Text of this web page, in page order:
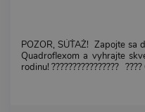
POZOR, SÚŤAŽ! Zapojte sa
Quadroflexom a vyhrajte
rodinu! ????‍????‍????‍???? ????